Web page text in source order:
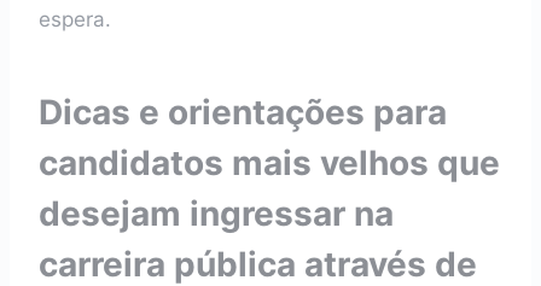
espera.
Dicas e orientações para
candidatos mais velhos que
desejam ingressar na
carreira pública através de